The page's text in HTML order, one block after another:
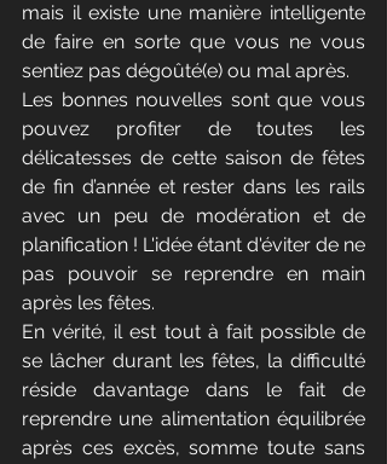
mais il existe une manière intelligente
de faire en sorte que vous ne vous
sentiez pas dégoûté(e) ou mal après.
Les bonnes nouvelles sont que vous
pouvez profiter de toutes les
délicatesses de cette saison de fêtes
de fin d’année et rester dans les rails
avec un peu de modération et de
planification ! L'idée étant d'éviter de ne
pas pouvoir se reprendre en main
après les fêtes.
En vérité, il est tout à fait possible de
se lâcher durant les fêtes, la difficulté
réside davantage dans le fait de
reprendre une alimentation équilibrée
après ces excès, somme toute sans